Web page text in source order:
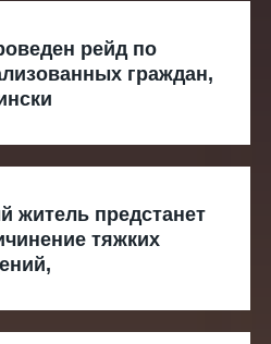
рейд по
граждан,
житель предстанет
тяжких